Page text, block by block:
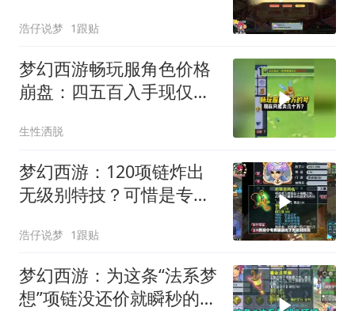
浩仔说梦 1跟贴
梦幻西游畅玩服角色价格
崩盘：四五百入手现仅卖
生性洒脱
梦幻西游：120项链炸出
无级别特技？可惜是专
浩仔说梦 1跟贴
梦幻西游：为这条“法系梦
想”项链没还价就瞬秒的